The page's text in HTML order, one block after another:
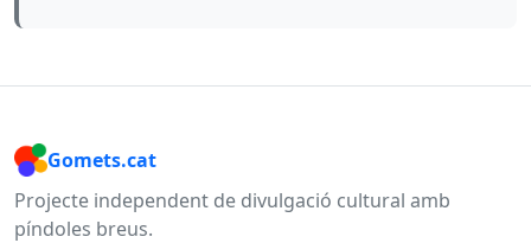
Gomets.cat
Projecte independent de divulgació cultural amb
píndoles breus.